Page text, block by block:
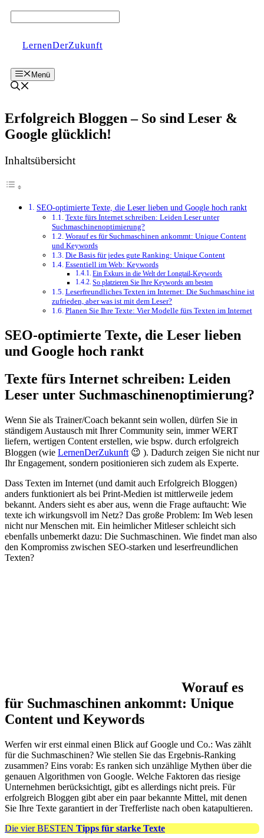
Zum
LernenDerZukunft
Menü
Erfolgreich Bloggen – So sind Leser &
Google glücklich!
Inhaltsübersicht
SEO-optimierte Texte, die Leser lieben und Google hoch rankt
Texte fürs Internet schreiben: Leiden Leser unter
Suchmaschinenoptimierung?
Worauf es für Suchmaschinen ankommt: Unique Content
und Keywords
Die Basis für jedes gute Ranking: Unique Content
Essentiell im Web: Keywords
Ein Exkurs in die Welt der Longtail-Keywords
So platzieren Sie Ihre Keywords am besten
Leserfreundliches Texten im Internet: Die Suchmaschine ist
zufrieden, aber was ist mit dem Leser?
Planen Sie Ihre Texte: Vier Modelle fürs Texten im Internet
SEO-optimierte Texte, die Leser lieben
und Google hoch rankt
Texte fürs Internet schreiben: Leiden
Leser unter Suchmaschinenoptimierung?
Wenn Sie als Trainer/Coach bekannt sein wollen, dürfen Sie in
ständigem Austausch mit Ihrer Community sein, immer WERT
liefern, wertigen Content erstellen, wie bspw. durch erfolgreich
Bloggen (wie LernenDerZukunft 😉 ). Dadurch zeigen Sie nicht nur
Ihr Engagement, sondern positionieren sich zudem als Experte.
Dass Texten im Internet (und damit auch Erfolgreich Bloggen)
anders funktioniert als bei Print-Medien ist mittlerweile jedem
bekannt. Anders sieht es aber aus, wenn die Frage auftaucht: Wie
texte ich wirkungsvoll im Netz? Das große Problem: Im Web lesen
nicht nur Menschen mit. Ein heimlicher Mitleser schleicht sich
ebenfalls unbemerkt dazu: Die Suchmaschinen. Wie findet man also
den Kompromiss zwischen SEO-starken und leserfreundlichen
Texten?
Worauf es
für Suchmaschinen ankommt: Unique
Content und Keywords
Werfen wir erst einmal einen Blick auf Google und Co.: Was zählt
für die Suchmaschinen? Wie stellen Sie das Ergebnis-Ranking
zusammen? Eins vorab: Es ranken sich unzählige Mythen über die
genauen Algorithmen von Google. Welche Faktoren das riesige
Unternehmen berücksichtigt, gibt es allerdings nicht preis. Für
erfolgreich Bloggen gibt aber ein paar bekannte Mittel, mit denen
Sie Ihre Texte garantiert in der Trefferliste nach oben katapultieren.
Die vier BESTEN Tipps für starke Texte